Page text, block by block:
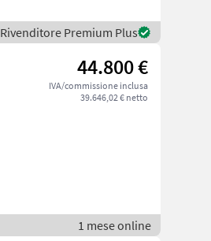
Rivenditore Premium Plus
44.800 €
IVA/commissione inclusa
39.646,02 € netto
1 mese online